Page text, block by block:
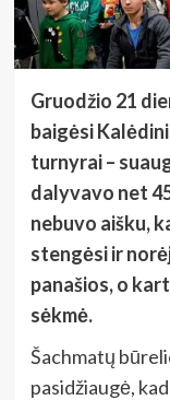
Gruodžio 21
baigėsi
turnyrai –
dalyvavo net
nebuvo aišku,
stengėsi ir
panašios, o
sėkmė.
Šachmatų
pasidžiaugė,